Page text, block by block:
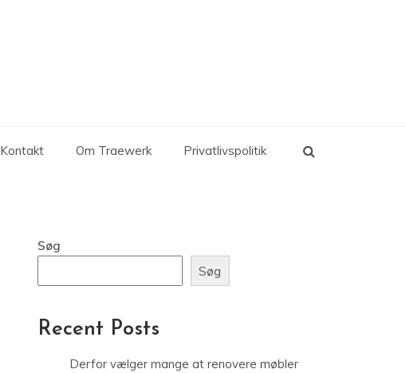
Kontakt Om Traewerk Privatlivspolitik
Søg
Søg
Recent Posts
Derfor vælger mange at renovere møbler